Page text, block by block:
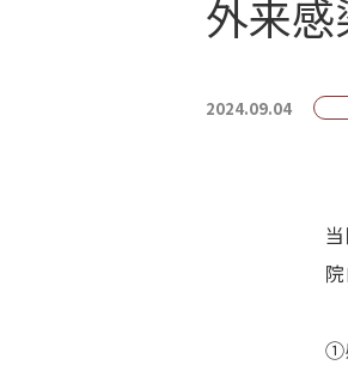
外来
2024.09.04
①